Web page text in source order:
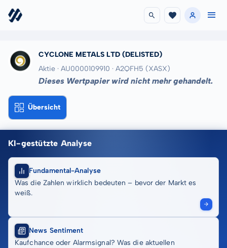
CYCLONE METALS LTD (DELISTED)
Aktie · AU0000109910 · A2QFH5 (XASX)
Dieses Wertpapier wird nicht mehr gehandelt.
Übersicht
KI-gestützte Analyse
Fundamental-Analyse
Was die Zahlen wirklich bedeuten – bevor der Markt es
weiß.
News Sentiment
Kaufchance oder Alarmsignal? Was die aktuellen